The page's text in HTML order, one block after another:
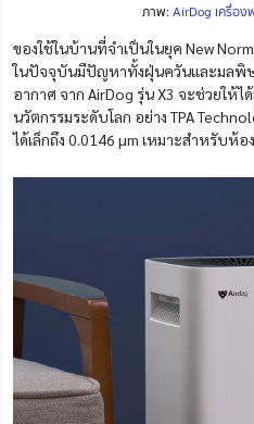
ภาพ:AirDog เครื่อ
ของใช้ในบ้านที่จำเป็นในยุค New
ในปัจจุบันมีปัญหาทั้งฝุ่นควันและมลพิษ
อากาศ จาก AirDog รุ่น X3 จะช่วยให้
นวัตกรรมระดับโลก อย่าง TPA
ได้เล็กถึง 0.0146 µm เหมาะสำหรับห้อ